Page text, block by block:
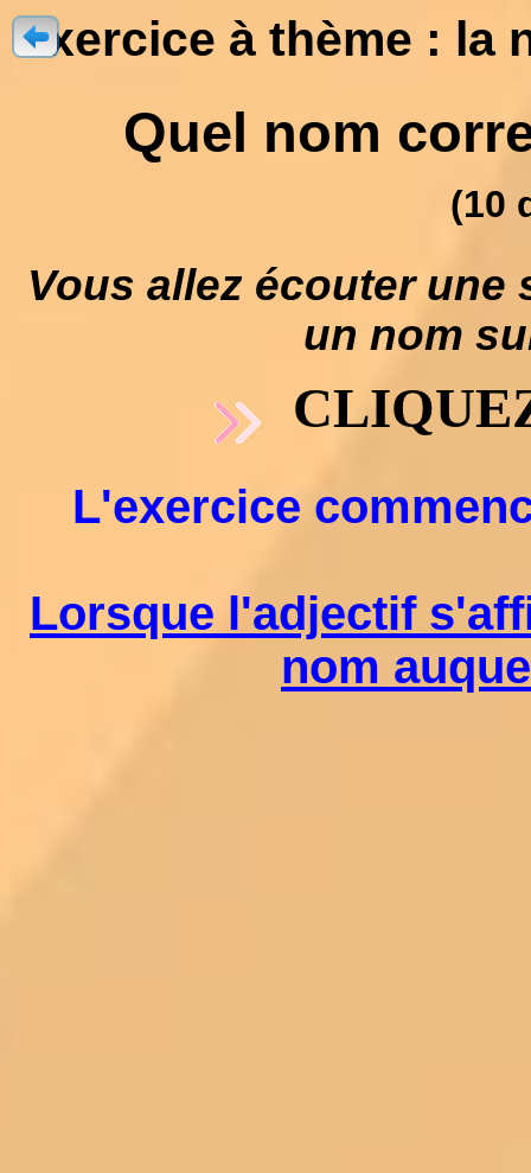
Exercice à thème : la
Quel nom
(10
Vous allez écouter une
un nom
L'exercice
Lorsque l'adjectif
nom